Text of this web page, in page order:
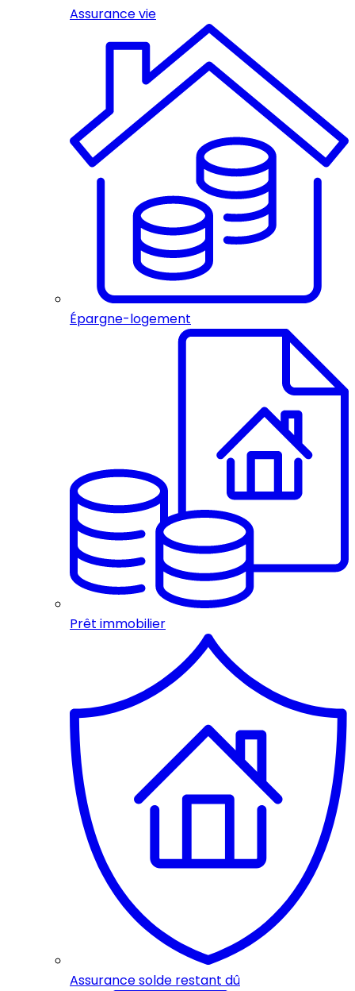
Assurance vie
Épargne-logement
Prêt immobilier
Assurance solde restant dû